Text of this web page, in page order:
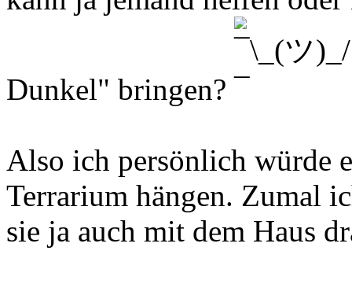
Dunkel" bringen?
Also ich persönlich würde
Terrarium hängen. Zumal
sie ja auch mit dem Haus